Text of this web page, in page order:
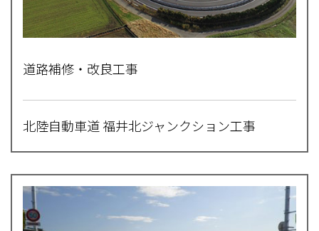
道路補修・改良工事
北陸自動車道 福井北ジャンクション工事